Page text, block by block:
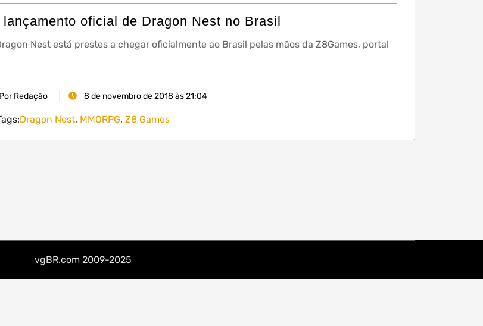
oficial de Dragon Nest no Brasil
Nest está prestes a chegar oficialmente ao Brasil pelas mãos da Z8Games, portal
Por Redação 8 de novembro de 2018 às 21:04
Dragon Nest, MMORPG, Z8 Games
vgBR.com 2009-2025